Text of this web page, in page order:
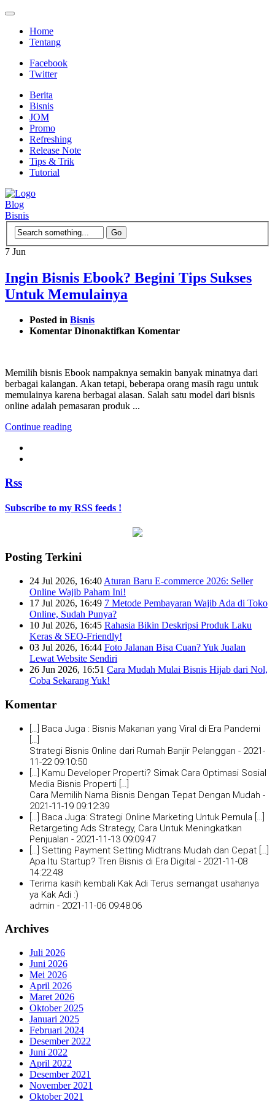
Home
Tentang
Facebook
Twitter
Berita
Bisnis
JOM
Promo
Refreshing
Release Note
Tips & Trik
Tutorial
Blog
Bisnis
7 Jun
Ingin Bisnis Ebook? Begini Tips Sukses
Untuk Memulainya
Posted in Bisnis
Komentar Dinonaktifkan pada
Begini
Tips
Sukses
Untuk
Komentar
Memilih bisnis Ebook nampaknya semakin banyak minatnya dari
berbagai kalangan. Akan tetapi, beberapa orang masih ragu untuk
memulainya karena berbagai alasan. Salah satu model dari bisnis
online adalah pemasaran produk ...
Continue reading
Rss
Subscribe to my RSS feeds !
Posting Terkini
24 Jul 2026, 16:40 Aturan Baru E-commerce 2026: Seller
Online Wajib Paham Ini!
17 Jul 2026, 16:49 7 Metode Pembayaran Wajib Ada di Toko
Online, Sudah Punya?
10 Jul 2026, 16:45 Rahasia Bikin Deskripsi Produk Laku
Keras & SEO-Friendly!
03 Jul 2026, 16:44 Foto Jalanan Bisa Cuan? Yuk Jualan
Lewat Website Sendiri
26 Jun 2026, 16:51 Cara Mudah Mulai Bisnis Hijab dari Nol,
Coba Sekarang Yuk!
Komentar
[…] Baca Juga : Bisnis Makanan yang Viral di Era Pandemi
Strategi Bisnis Online dari Rumah Banjir Pelanggan - 2021-
11-22 09:10:50
[…] Kamu Developer Properti? Simak Cara Optimasi Sosial
Media Bisnis Properti […]
Cara Memilih Nama Bisnis Dengan Tepat Dengan Mudah -
2021-11-19 09:12:39
[…] Baca Juga: Strategi Online Marketing Untuk Pemula […]
Retargeting Ads Strategy, Cara Untuk Meningkatkan
Penjualan - 2021-11-13 09:09:47
[…] Setting Payment Setting Midtrans Mudah dan Cepat […]
Apa Itu Startup? Tren Bisnis di Era Digital - 2021-11-08
14:22:48
Terima kasih kembali Kak Adi Terus semangat usahanya
ya Kak Adi :)
admin - 2021-11-06 09:48:06
Archives
Juli 2026
Juni 2026
Mei 2026
April 2026
Maret 2026
Oktober 2025
Januari 2025
Februari 2024
Desember 2022
Juni 2022
April 2022
Desember 2021
November 2021
Oktober 2021